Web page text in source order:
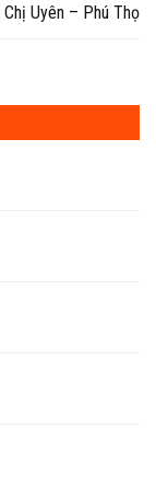
Uyên – Phú Thọ